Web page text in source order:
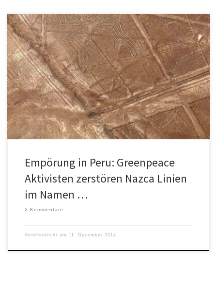
Ein Teil der Nazca Linien in Peru wurde von #Greenpeace
Aktivisten nachhaltig beschädigt. „Es geht eine Welle der
Entrüstung durch […]
Empörung in Peru: Greenpeace
Aktivisten zerstören Nazca Linien
im Namen …
2 Kommentare
Veröffentlicht am 11. Dezember 2014